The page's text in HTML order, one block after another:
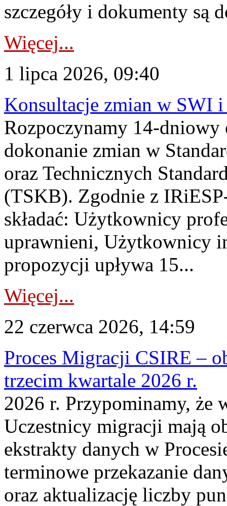
szczegóły i dokumenty są
Więcej...
1 lipca 2026, 09:40
Konsultacje zmian w SWI
Rozpoczynamy 14-
dokonanie zmian w
oraz Technicznych
(TSKB). Zgodnie z
składać: Użytkownicy
uprawnieni, Użytkownicy
propozycji upływa 15...
Więcej...
22 czerwca 2026, 14:59
Proces Migracji CSIRE –
trzecim kwartale 2026 r.
2026 r. Przypominamy, że
Uczestnicy migracji mają
ekstrakty danych w
terminowe przekazanie
oraz aktualizację liczby